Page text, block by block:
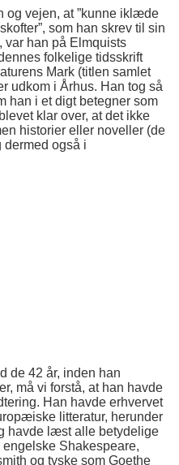
og vejen, at ”kunne iklæde
som han skrev til sin
var han på Elmquists
folkelige tidsskrift
Mark (titlen samlet
udkom i Århus. Han tog så
han i et digt betegner som
klar over, at det ikke
historier eller noveller (de
dermed også i
de 42 år, inden han
må vi forstå, at han havde
Han havde erhvervet
litteratur, herunder
havde læst alle betydelige
Shakespeare,
og tyske som Goethe